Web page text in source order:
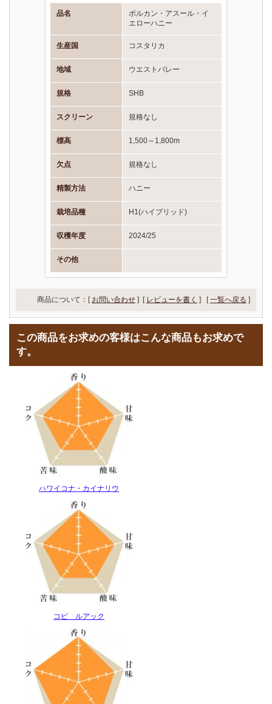
品名
ボルカン・アスール・イ
エローハニー
生産国 コスタリカ
地域 ウエストバレー
規格 SHB
スクリーン 規格なし
標高 1,500～1,800m
欠点 規格なし
精製方法 ハニー
栽培品種 H1(ハイブリッド)
収穫年度 2024/25
その他
商品について：[ お問い合わせ ] [ レビューを書く ] [一覧へ戻る ]
この商品をお求めの客様はこんな商品もお求めで
す。
ハワイコナ・カイナリウ
コピ ルアック